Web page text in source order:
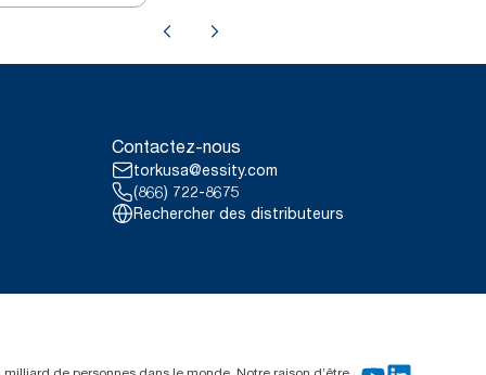
Contactez-nous
torkusa@essity.com
(866) 722-8675
Rechercher des distributeurs